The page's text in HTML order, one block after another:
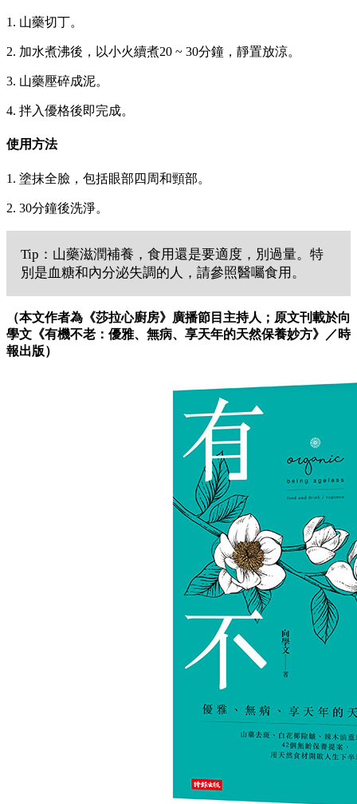
1. 山藥切丁。
2. 加水煮沸後，以小火續煮20 ~ 30分鐘，靜置放涼。
3. 山藥壓碎成泥。
4. 拌入優格後即完成。
使用方法
1. 塗抹全臉，包括眼部四周和頸部。
2. 30分鐘後洗淨。
Tip：山藥滋潤補養，食用還是要適度，別過量。特
別是血糖和內分泌失調的人，請參照醫囑食用。
（本文作者為《莎拉心廚房》廣播節目主持人；原文刊載於向
學文《有機不老：優雅、無病、享天年的天然保養妙方》／時
報出版）